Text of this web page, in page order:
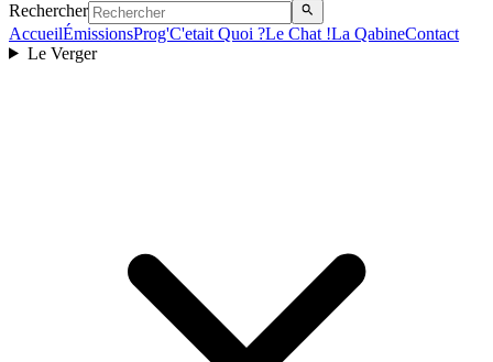
Rechercher
AccueilÉmissionsProg'C'etait Quoi ?Le Chat !La QabineContact
Le Verger